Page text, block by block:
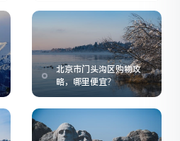
北京市门头沟区购物攻
略，哪里便宜？